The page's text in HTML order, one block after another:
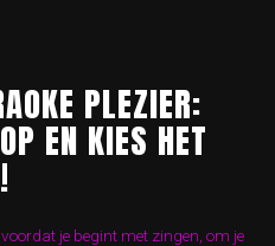
PLEZIER:
EN KIES HET
je begint met zingen, om je